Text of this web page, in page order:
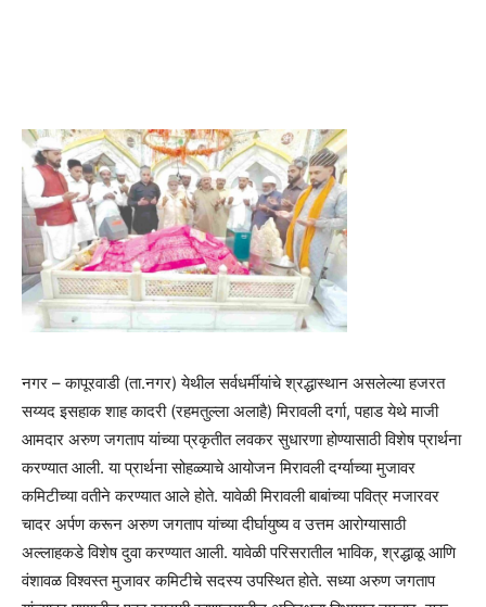
नगर – कापूरवाडी (ता.नगर) येथील सर्वधर्मीयांचे श्रद्धास्थान असलेल्या हजरत
सय्यद इसहाक शाह कादरी (रहमतुल्ला अलाहै) मिरावली दर्गा, पहाड येथे माजी
आमदार अरुण जगताप यांच्या प्रकृतीत लवकर सुधारणा होण्यासाठी विशेष प्रार्थना
करण्यात आली. या प्रार्थना सोहळ्याचे आयोजन मिरावली दर्ग्याच्या मुजावर
कमिटीच्या वतीने करण्यात आले होते. यावेळी मिरावली बाबांच्या पवित्र मजारवर
चादर अर्पण करून अरुण जगताप यांच्या दीर्घायुष्य व उत्तम आरोग्यासाठी
अल्लाहकडे विशेष दुवा करण्यात आली. यावेळी परिसरातील भाविक, श्रद्धाळू आणि
वंशावळ विश्वस्त मुजावर कमिटीचे सदस्य उपस्थित होते. सध्या अरुण जगताप